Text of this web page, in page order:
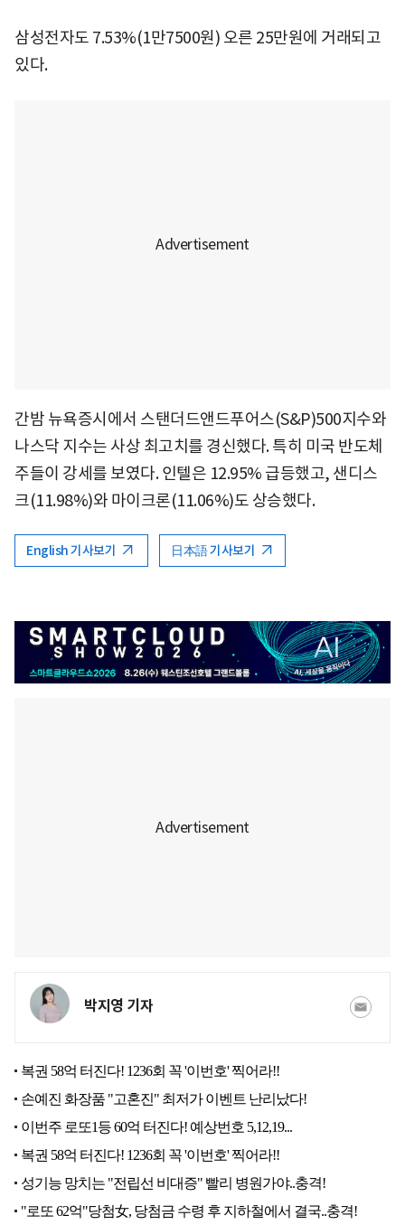
삼성전자도 7.53%(1만7500원) 오른 25만원에 거래되고
있다.
간밤 뉴욕증시에서 스탠더드앤드푸어스(S&P)500지수와
나스닥 지수는 사상 최고치를 경신했다. 특히 미국 반도체
주들이 강세를 보였다. 인텔은 12.95% 급등했고, 샌디스
크(11.98%)와 마이크론(11.06%)도 상승했다.
English 기사보기 日本語 기사보기
박지영 기자